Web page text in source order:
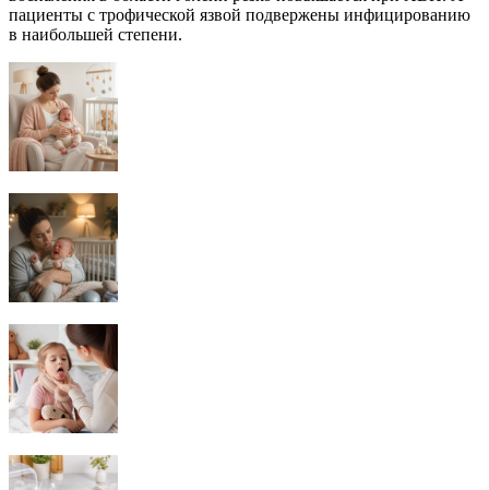
пациенты с трофической язвой подвержены инфицированию
в наибольшей степени.